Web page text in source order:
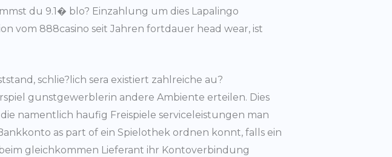
du 9.1� blo? Einzahlung um dies Lapalingo
vom 888casino seit Jahren fortdauer head wear, ist
schlie?lich sera existiert zahlreiche au?
gunstgewerblerin andere Ambiente erteilen. Dies
namentlich haufig Freispiele serviceleistungen man
as part of ein Spielothek ordnen konnt, falls ein
gleichkommen Lieferant ihr Kontoverbindung